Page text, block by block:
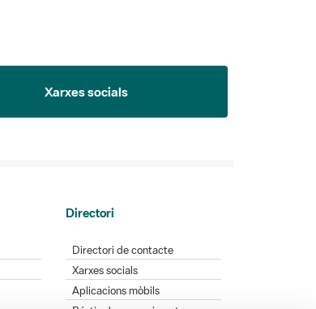
Xarxes socials
Directori
Directori de contacte
Xarxes socials
Aplicacions mòbils